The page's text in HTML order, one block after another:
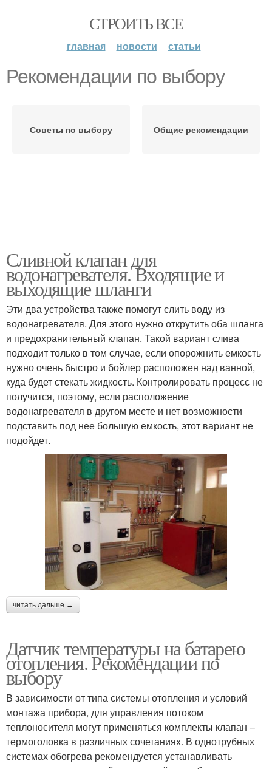
СТРОИТЬ ВСЕ
главная новости статьи
Рекомендации по выбору
Советы по выбору Общие рекомендации
Сливной клапан для
водонагревателя. Входящие и
выходящие шланги
Эти два устройства также помогут слить воду из
водонагревателя. Для этого нужно открутить оба шланга
и предохранительный клапан. Такой вариант слива
подходит только в том случае, если опорожнить емкость
нужно очень быстро и бойлер расположен над ванной,
куда будет стекать жидкость. Контролировать процесс не
получится, поэтому, если расположение
водонагревателя в другом месте и нет возможности
подставить под нее большую емкость, этот вариант не
подойдет.
читать дальше →
Датчик температуры на батарею
отопления. Рекомендации по
выбору
В зависимости от типа системы отопления и условий
монтажа прибора, для управления потоком
теплоносителя могут применяться комплекты клапан –
термоголовка в различных сочетаниях. В однотрубных
системах обогрева рекомендуется устанавливать